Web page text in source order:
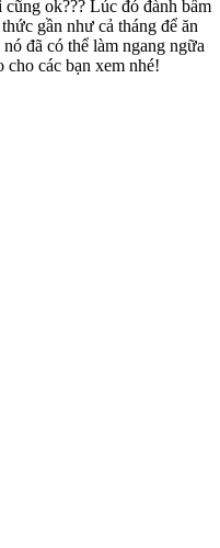
ok??? Lúc đó đành bấm
gần như cả tháng để ăn
đã có thể làm ngang ngữa
các bạn xem nhé!